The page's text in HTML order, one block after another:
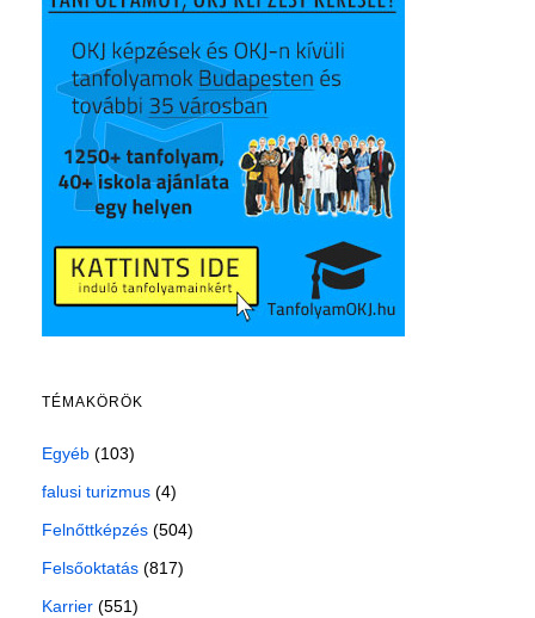
TÉMAKÖRÖK
Egyéb (103)
falusi turizmus (4)
Felnőttképzés (504)
Felsőoktatás (817)
Karrier (551)